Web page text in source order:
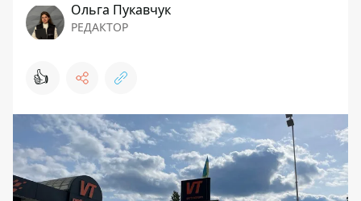
Ольга Пукавчук
РЕДАКТОР
👍